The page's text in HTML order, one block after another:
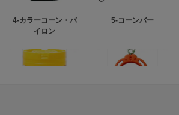
4-カラーコーン・パ
イロン
5-コーンバー